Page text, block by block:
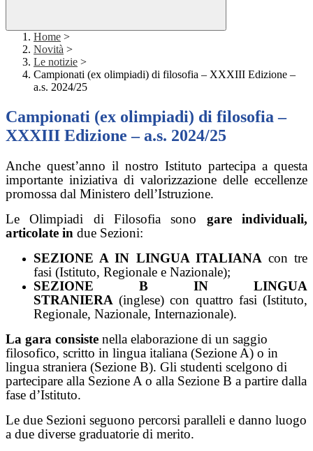
Home >
Novità >
Le notizie >
Campionati (ex olimpiadi) di filosofia – XXXIII Edizione –
a.s. 2024/25
Campionati (ex olimpiadi) di filosofia –
XXXIII Edizione – a.s. 2024/25
Anche quest’anno il nostro Istituto partecipa a questa
importante iniziativa di valorizzazione delle eccellenze
promossa dal Ministero dell’Istruzione.
Le Olimpiadi di Filosofia sono gare individuali,
articolate in due Sezioni:
SEZIONE A IN LINGUA ITALIANA con tre
fasi (Istituto, Regionale e Nazionale);
SEZIONE B IN LINGUA
STRANIERA (inglese) con quattro fasi (Istituto,
Regionale, Nazionale, Internazionale).
La gara consiste nella elaborazione di un saggio
filosofico, scritto in lingua italiana (Sezione A) o in
lingua straniera (Sezione B). Gli studenti scelgono di
partecipare alla Sezione A o alla Sezione B a partire dalla
fase d’Istituto.
Le due Sezioni seguono percorsi paralleli e danno luogo
a due diverse graduatorie di merito.